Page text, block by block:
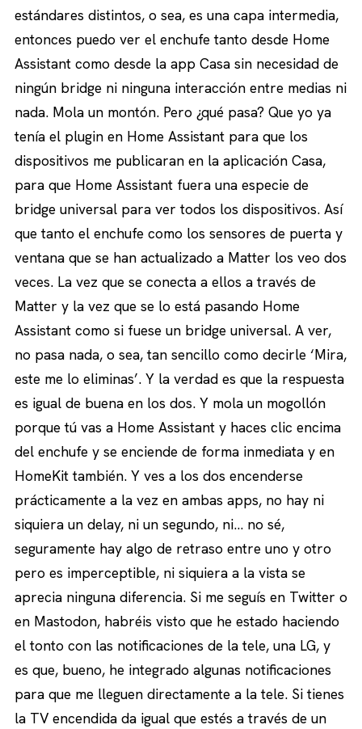
estándares distintos, o sea, es una capa intermedia,
entonces puedo ver el enchufe tanto desde Home
Assistant como desde la app Casa sin necesidad de
ningún bridge ni ninguna interacción entre medias ni
nada. Mola un montón. Pero ¿qué pasa? Que yo ya
tenía el plugin en Home Assistant para que los
dispositivos me publicaran en la aplicación Casa,
para que Home Assistant fuera una especie de
bridge universal para ver todos los dispositivos. Así
que tanto el enchufe como los sensores de puerta y
ventana que se han actualizado a Matter los veo dos
veces. La vez que se conecta a ellos a través de
Matter y la vez que se lo está pasando Home
Assistant como si fuese un bridge universal. A ver,
no pasa nada, o sea, tan sencillo como decirle ‘Mira,
este me lo eliminas’. Y la verdad es que la respuesta
es igual de buena en los dos. Y mola un mogollón
porque tú vas a Home Assistant y haces clic encima
del enchufe y se enciende de forma inmediata y en
HomeKit también. Y ves a los dos encenderse
prácticamente a la vez en ambas apps, no hay ni
siquiera un delay, ni un segundo, ni… no sé,
seguramente hay algo de retraso entre uno y otro
pero es imperceptible, ni siquiera a la vista se
aprecia ninguna diferencia. Si me seguís en Twitter o
en Mastodon, habréis visto que he estado haciendo
el tonto con las notificaciones de la tele, una LG, y
es que, bueno, he integrado algunas notificaciones
para que me lleguen directamente a la tele. Si tienes
la TV encendida da igual que estés a través de un